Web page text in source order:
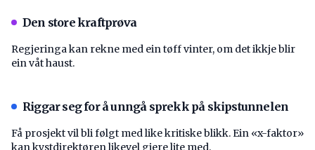
Den store kraftprøva
Regjeringa kan rekne med ein tøff vinter, om det ikkje blir
ein våt haust.
Riggar seg for å unngå sprekk på skipstunnelen
Få prosjekt vil bli følgt med like kritiske blikk. Ein «x-faktor»
kan kystdirektøren likevel gjere lite med.